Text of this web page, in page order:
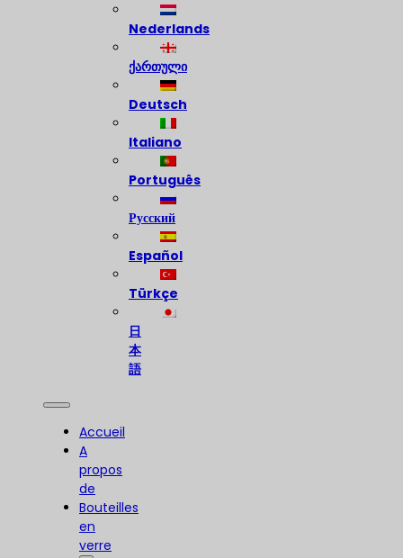
Nederlands
ქართული
Deutsch
Italiano
Português
Русский
Español
Türkçe
日
本
語
Accueil
A
propos
de
Bouteilles
en
verre